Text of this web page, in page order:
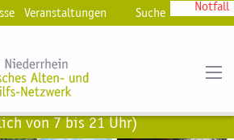
Veranstaltungen Suche Notfall
Hotline0800 11 60 666
von 7 bis 21 Uhr)